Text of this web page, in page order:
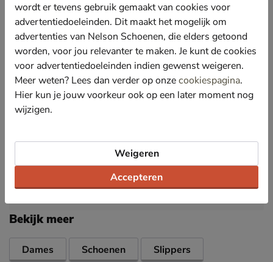
De Havaianas zijn volledig uitgevoerd in rubber.
De slippers zijn licht in gewicht en flexibel. De
bandjes zijn voorzien van glitters en het Havaianas
logo is goed zichtbaar.
Let op! Wij hanteren de Braziliaanse maten. Dat is de
maat onder het Havaianas logo.
Dit model wordt geleverd in de volgende
combinatiematen: 36=35/36, 38=37/38, 40=39/40,
Specificaties
Bekijk meer
Dames Schoenen Slippers
wordt er tevens gebruik gemaakt van cookies voor
advertentiedoeleinden. Dit maakt het mogelijk om
advertenties van Nelson Schoenen, die elders getoond
worden, voor jou relevanter te maken. Je kunt de cookies
voor advertentiedoeleinden indien gewenst weigeren.
Meer weten? Lees dan verder op onzecookiespagina.
Hier kun je jouw voorkeur ook op een later moment nog
wijzigen.
Accepteren
Weigeren